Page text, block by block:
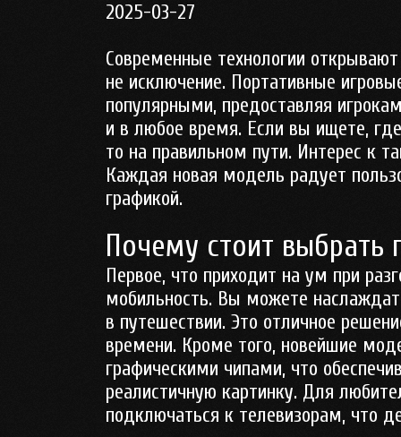
2025-03-27
Современные технологии
не исключение. Портативные
популярными, предоставляя
и в любое время. Если вы ищете,
то на правильном пути. Интерес к
Каждая новая модель радует
графикой.
Почему стоит выбрать
Первое, что приходит на ум при
мобильность. Вы можете
в путешествии. Это отличное
времени. Кроме того, новейшие
графическими чипами, что
реалистичную картинку. Для
подключаться к телевизорам, что